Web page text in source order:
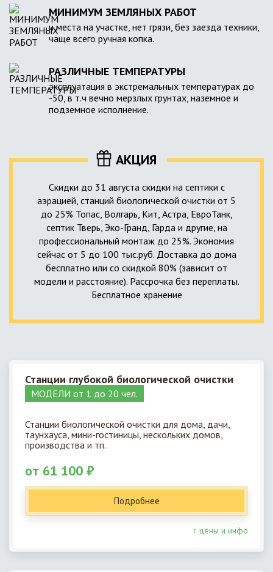
МИНИМУМ ЗЕМЛЯНЫХ РАБОТ
и места на участке, нет грязи, без заезда техники,
чаще всего ручная копка.
РАЗЛИЧНЫЕ ТЕМПЕРАТУРЫ
эксплуатация в экстремальных температурах до
-50, в т.ч вечно мерзлых грунтах, наземное и
подземное исполнение.
АКЦИЯ
Скидки до 31 августа скидки на септики с
аэрацией, станций биологической очистки от 5
до 25% Топас, Волгарь, Кит, Астра, ЕвроТанк,
септик Тверь, Эко-Гранд, Гарда и другие, на
профессиональный монтаж до 25%. Экономия
сейчас от 5 до 100 тыс.руб. Доставка до дома
бесплатно или со скидкой 80% (зависит от
модели и расстояние). Рассрочка без переплаты.
Бесплатное хранение
Станции глубокой биологической очистки
МОДЕЛИ от 1 до 20 чел.
Станции биологической очистки для дома, дачи,
таунхауса, мини-гостиницы, нескольких домов,
производства и тп.
от 61 100 ₽
Подробнее
↑ цены и инфо